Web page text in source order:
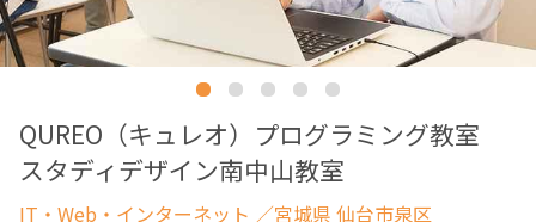
QUREO（キュレオ）プログラミング教室
スタディデザイン南中山教室
IT・Web・インターネット ／宮城県 仙台市泉区